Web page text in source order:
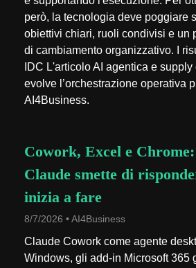
però, la tecnologia deve poggiare
obiettivi chiari, ruoli condivisi e un
di cambiamento organizzativo. I
IDC L'articolo AI agentica e
evolve l’orchestrazione operativa
AI4Business.
Cowork, Excel e
Claude smette di
inizia a fare
8/7/2026 • AI4Business
Claude Cowork come agente
Windows, gli add-in Microsoft 365